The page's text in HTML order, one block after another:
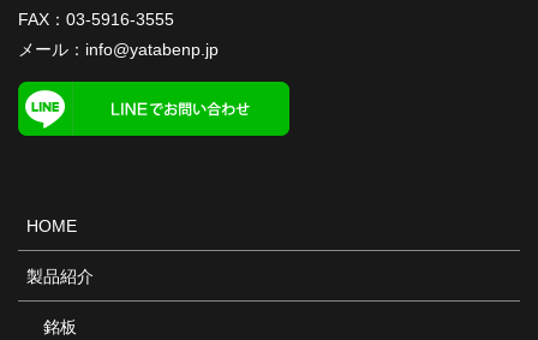
FAX：03-5916-3555
メール： info@yatabenp.jp
HOME
製品紹介
銘板